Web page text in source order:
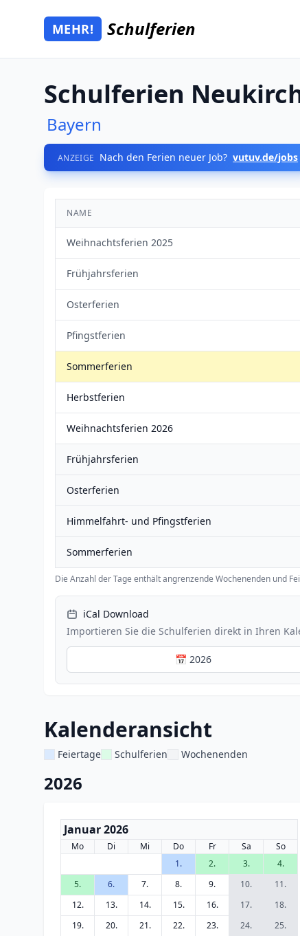
Zum Hauptinhalt springen
Mehr Schulferien
MEHR! Schulferien
Schulferien
Bayern
ANZEIGE Nach den Ferien neuer Job? vutuv.de/jobs
NAME
Weihnachtsferien 2025
Frühjahrsferien
Osterferien
Pfingstferien
Sommerferien
Herbstferien
Weihnachtsferien 2026
Frühjahrsferien
Osterferien
Himmelfahrt- und Pfingstferien
Sommerferien
Die Anzahl der Tage enthält angrenzende Wochenenden und
iCal Download
Importieren Sie die Schulferien direkt in Ihren
📅 2026
Kalenderansicht
Feiertage Schulferien Wochenenden
2026
Januar 2026
Mo Di Mi Do Fr Sa
So
1.
2. 3.
4.
5.
6. 7. 8. 9. 10.
11.
12.
13. 14. 15. 16. 17.
18.
19.
20. 21. 22. 23. 24.
25.